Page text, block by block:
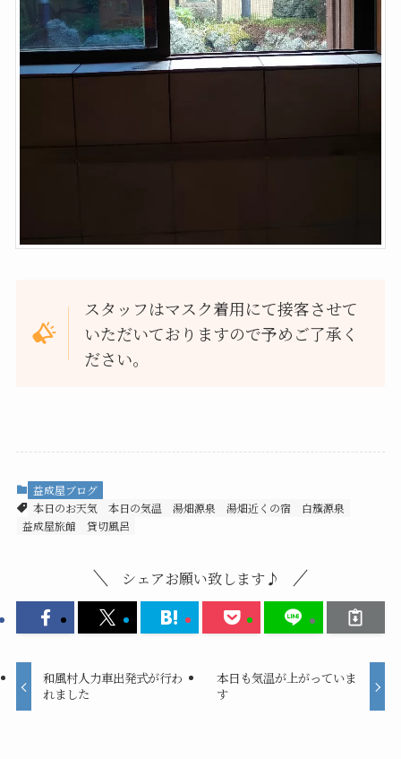
スタッフはマスク着用にて接客させて
いただいておりますので予めご了承く
ださい。
益成屋ブログ
本日のお天気
本日の気温 湯畑源泉 湯畑近くの宿
白籏源泉
益成屋旅館
貸切風呂
シェアお願い致します♪
和風村人力車出発式が行わ
れました
本日も気温が上がっていま
す